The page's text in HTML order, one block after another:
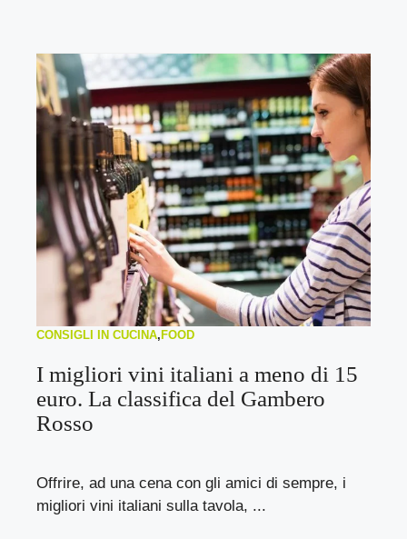
CONSIGLI IN CUCINA, FOOD
I migliori vini italiani a meno di 15
euro. La classifica del Gambero
Rosso
Offrire, ad una cena con gli amici di sempre, i
migliori vini italiani sulla tavola, ...